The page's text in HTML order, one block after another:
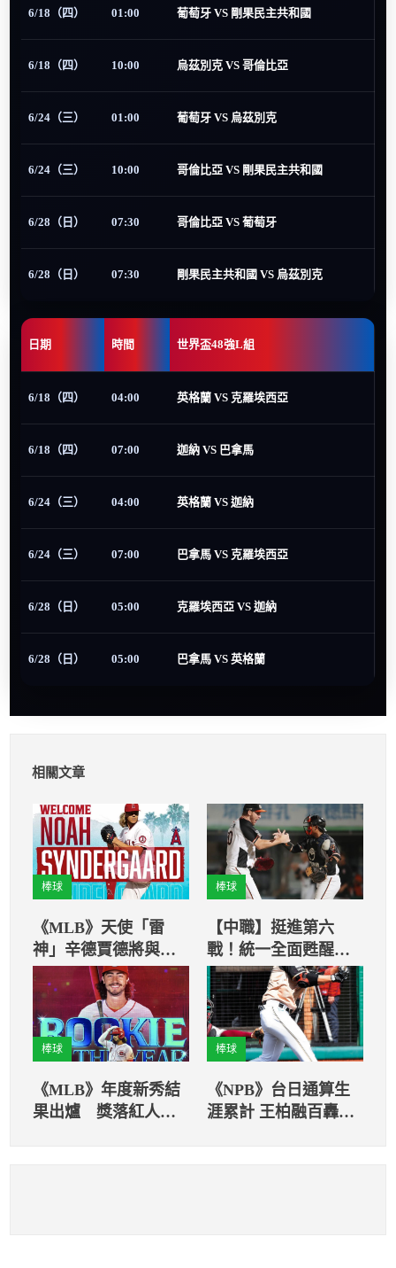
6/18（四） 01:00 葡萄牙 VS 剛果民主共和國
6/18（四） 10:00 烏茲別克 VS 哥倫比亞
6/24（三） 01:00 葡萄牙 VS 烏茲別克
6/24（三） 10:00 哥倫比亞 VS 剛果民主共和國
6/28（日） 07:30 哥倫比亞 VS 葡萄牙
6/28（日） 07:30 剛果民主共和國 VS 烏茲別克
日期 時間 世界盃48強L組
6/18（四） 04:00 英格蘭 VS 克羅埃西亞
6/18（四） 07:00 迦納 VS 巴拿馬
6/24（三） 04:00 英格蘭 VS 迦納
6/24（三） 07:00 巴拿馬 VS 克羅埃西亞
6/28（日） 05:00 克羅埃西亞 VS 迦納
6/28（日） 05:00 巴拿馬 VS 英格蘭
相關文章
棒球
《MLB》天使「雷
神」辛德賈德將與大
谷翔平合作
棒球
【中職】挺進第六
戰！統一全面甦醒，
停下兄弟連勝
棒球
《MLB》年度新秀結
果出爐 獎落紅人印
棒球
《NPB》台日通算生
涯累計 王柏融百轟只